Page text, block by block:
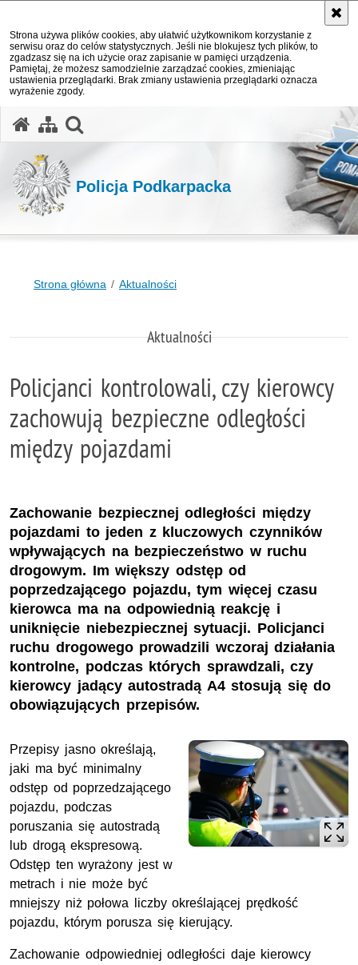
Strona używa plików cookies, aby ułatwić użytkownikom korzystanie z
serwisu oraz do celów statystycznych. Jeśli nie blokujesz tych plików, to
zgadzasz się na ich użycie oraz zapisanie w pamięci urządzenia.
Pamiętaj, że możesz samodzielnie zarządzać cookies, zmieniając
ustawienia przeglądarki. Brak zmiany ustawienia przeglądarki oznacza
wyrażenie zgody.
Policja Podkarpacka
Strona główna Aktualności
Aktualności
Policjanci kontrolowali, czy kierowcy
zachowują bezpieczne odległości
między pojazdami
Zachowanie bezpiecznej odległości między
pojazdami to jeden z kluczowych czynników
wpływających na bezpieczeństwo w ruchu
drogowym. Im większy odstęp od
poprzedzającego pojazdu, tym więcej czasu
kierowca ma na odpowiednią reakcję i
uniknięcie niebezpiecznej sytuacji. Policjanci
ruchu drogowego prowadzili wczoraj działania
kontrolne, podczas których sprawdzali, czy
kierowcy jadący autostradą A4 stosują się do
obowiązujących przepisów.
Przepisy jasno określają,
jaki ma być minimalny
odstęp od poprzedzającego
pojazdu, podczas
poruszania się autostradą
lub drogą ekspresową.
Odstęp ten wyrażony jest w
metrach i nie może być
mniejszy niż połowa liczby określającej prędkość
pojazdu, którym porusza się kierujący.
Zachowanie odpowiedniej odległości daje kierowcy